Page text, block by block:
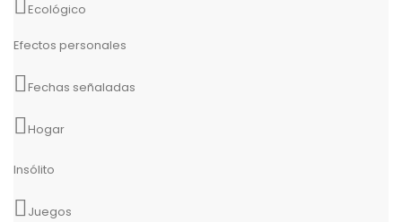
Ecológico
Efectos personales
Fechas señaladas
Hogar
Insólito
Juegos